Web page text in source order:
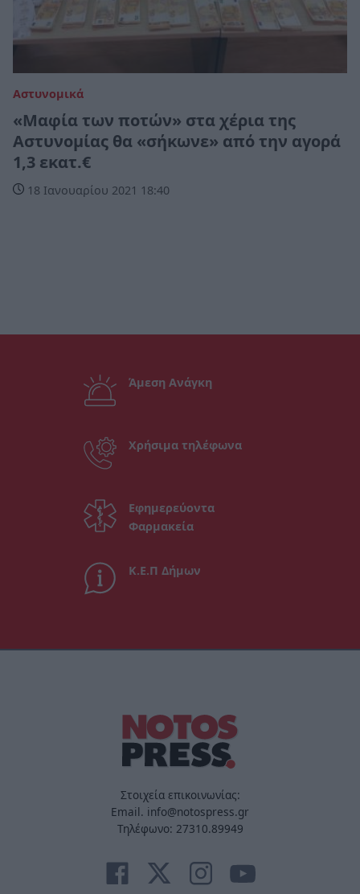
Αστυνομικά
«Μαφία των ποτών» στα χέρια της
Αστυνομίας θα «σήκωνε» από την αγορά
1,3 εκατ.€
18 Ιανουαρίου 2021 18:40
Άμεση Ανάγκη
Χρήσιμα τηλέφωνα
Εφημερεύοντα
Φαρμακεία
Κ.Ε.Π Δήμων
Στοιχεία επικοινωνίας:
Email. info@notospress.gr
Τηλέφωνο: 27310.89949